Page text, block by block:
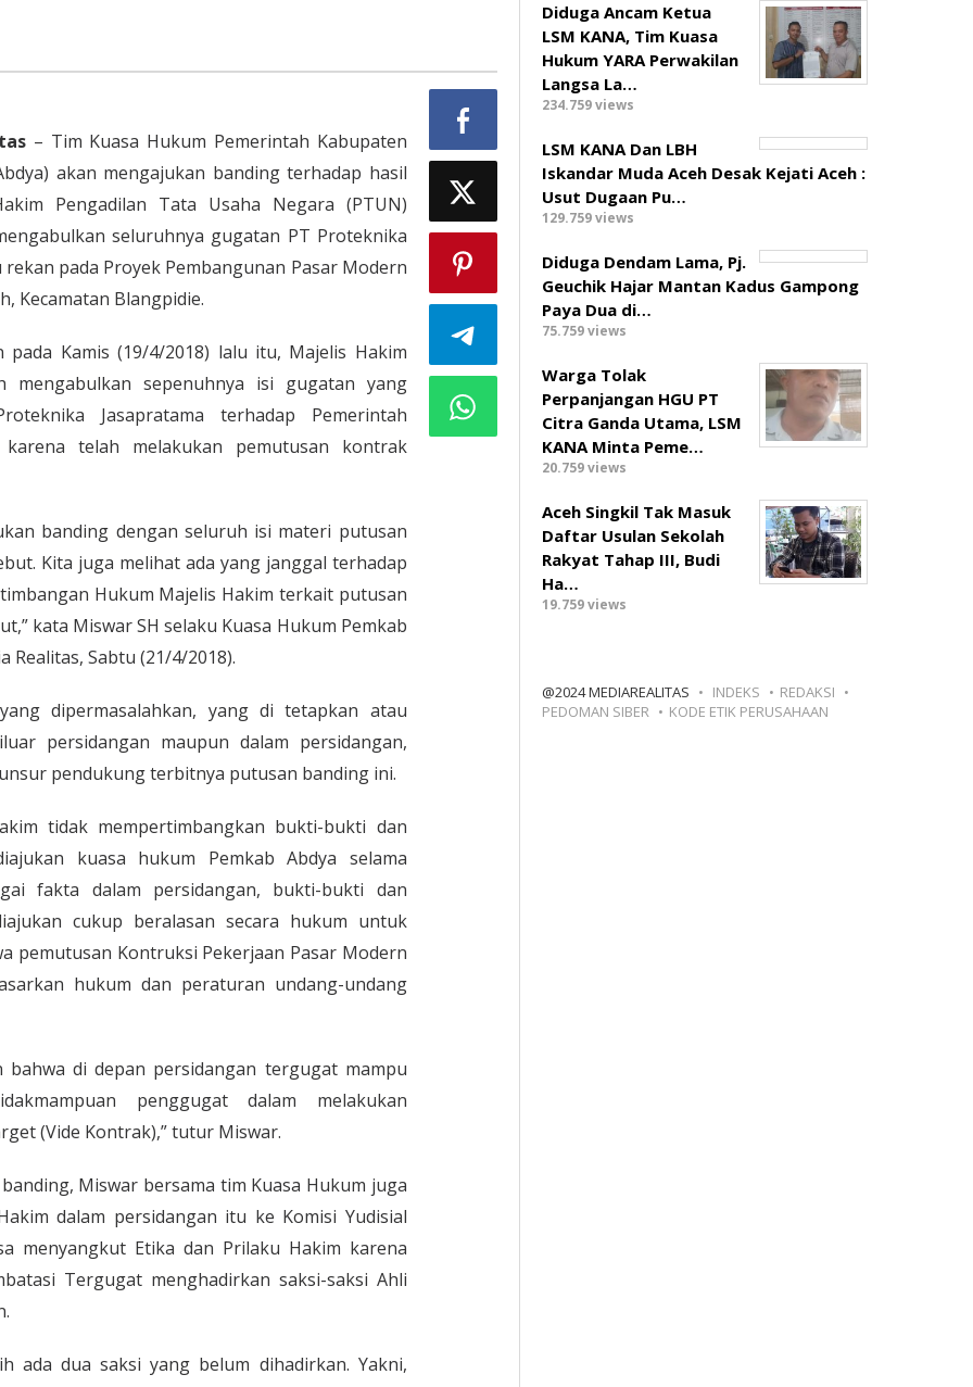
– Tim Kuasa Hukum Pemerintah Kabupaten
akan mengajukan banding terhadap hasil
Pengadilan Tata Usaha Negara (PTUN)
seluruhnya gugatan PT Proteknika
rekan pada Proyek Pembangunan Pasar Modern
Kecamatan Blangpidie.
pada Kamis (19/4/2018) lalu itu, Majelis Hakim
mengabulkan sepenuhnya isi gugatan yang
Jasapratama terhadap Pemerintah
karena telah melakukan pemutusan kontrak
banding dengan seluruh isi materi putusan
Kita juga melihat ada yang janggal terhadap
Hukum Majelis Hakim terkait putusan
kata Miswar SH selaku Kuasa Hukum Pemkab
Realitas, Sabtu (21/4/2018).
dipermasalahkan, yang di tetapkan atau
persidangan maupun dalam persidangan,
pendukung terbitnya putusan banding ini.
tidak mempertimbangkan bukti-bukti dan
kuasa hukum Pemkab Abdya selama
fakta dalam persidangan, bukti-bukti dan
cukup beralasan secara hukum untuk
pemutusan Kontruksi Pekerjaan Pasar Modern
hukum dan peraturan undang-undang
bahwa di depan persidangan tergugat mampu
penggugat dalam melakukan
(Vide Kontrak),” tutur Miswar.
Miswar bersama tim Kuasa Hukum juga
dalam persidangan itu ke Komisi Yudisial
menyangkut Etika dan Prilaku Hakim karena
Tergugat menghadirkan saksi-saksi Ahli
ada dua saksi yang belum dihadirkan. Yakni,
Diduga Ancam Ketua
LSM KANA, Tim Kuasa
Hukum YARA Perwakilan
Langsa La…
234.759 views
LSM KANA Dan LBH
Iskandar Muda Aceh Desak Kejati Aceh :
Usut Dugaan Pu…
129.759 views
Diduga Dendam Lama, Pj.
Geuchik Hajar Mantan Kadus Gampong
Paya Dua di…
75.759 views
Warga Tolak
Perpanjangan HGU PT
Citra Ganda Utama, LSM
KANA Minta Peme…
20.759 views
Aceh Singkil Tak Masuk
Daftar Usulan Sekolah
Rakyat Tahap III, Budi
Ha…
19.759 views
@2024 MEDIAREALITAS INDEKS
REDAKSI
PEDOMAN SIBER
KODE ETIK PERUSAHAAN